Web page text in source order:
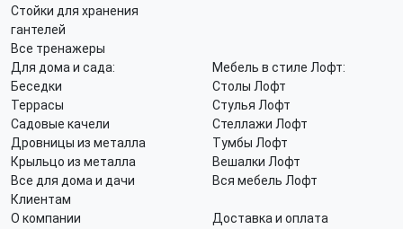
Стойки для хранения
гантелей
Все тренажеры
Для дома и сада:
Беседки
Террасы
Садовые качели
Дровницы из металла
Крыльцо из металла
Все для дома и дачи
Мебель в стиле Лофт:
Столы Лофт
Стулья Лофт
Стеллажи Лофт
Тумбы Лофт
Вешалки Лофт
Вся мебель Лофт
Клиентам
О компании
Доставка и оплата